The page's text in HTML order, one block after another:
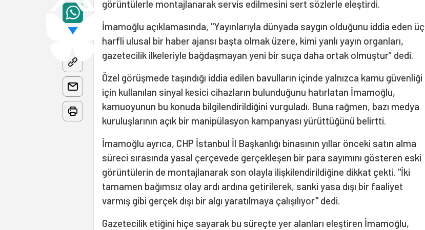
görüntülerle montajlanarak servis edilmesini sert sözlerle eleştirdi.
İmamoğlu açıklamasında, "Yayınlarıyla dünyada saygın olduğunu iddia eden üç
harfli ulusal bir haber ajansı başta olmak üzere, kimi yanlı yayın organları,
gazetecilik ilkeleriyle bağdaşmayan yeni bir suça daha ortak olmuştur” dedi.
Özel görüşmede taşındığı iddia edilen bavulların içinde yalnızca kamu güvenliği
için kullanılan sinyal kesici cihazların bulunduğunu hatırlatan İmamoğlu,
kamuoyunun bu konuda bilgilendirildiğini vurguladı. Buna rağmen, bazı medya
kuruluşlarının açık bir manipülasyon kampanyası yürüttüğünü belirtti.
İmamoğlu ayrıca, CHP İstanbul İl Başkanlığı binasının yıllar önceki satın alma
süreci sırasında yasal çerçevede gerçekleşen bir para sayımını gösteren eski
görüntülerin de montajlanarak son olayla ilişkilendirildiğine dikkat çekti. "İki
tamamen bağımsız olay ardı ardına getirilerek, sanki yasa dışı bir faaliyet
varmış gibi gerçek dışı bir algı yaratılmaya çalışılıyor" dedi.
Gazetecilik etiğini hiçe sayarak bu süreçte yer alanları eleştiren İmamoğlu,